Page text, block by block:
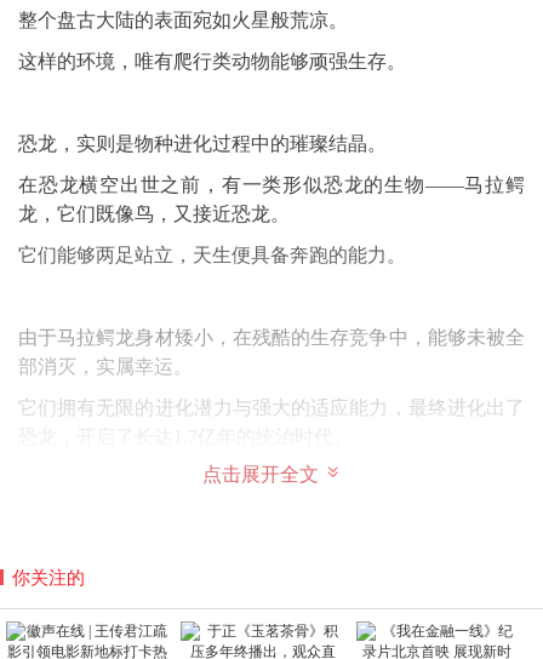
整个盘古大陆的表面宛如火星般荒凉。
这样的环境，唯有爬行类动物能够顽强生存。
恐龙，实则是物种进化过程中的璀璨结晶。
在恐龙横空出世之前，有一类形似恐龙的生物——马拉鳄
龙，它们既像鸟，又接近恐龙。
它们能够两足站立，天生便具备奔跑的能力。
由于马拉鳄龙身材矮小，在残酷的生存竞争中，能够未被全
部消灭，实属幸运。
它们拥有无限的进化潜力与强大的适应能力，最终进化出了
它们并非天生的王者，而是凭借不懈努力逆袭的传奇。
靠的盟友。
那便是地球本身。
点击展开全文
你关注的